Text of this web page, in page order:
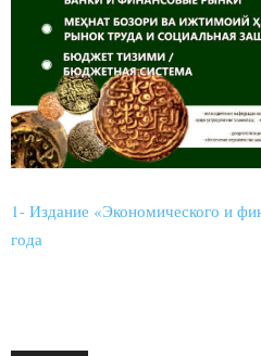
1- Издание «Экономического и
года